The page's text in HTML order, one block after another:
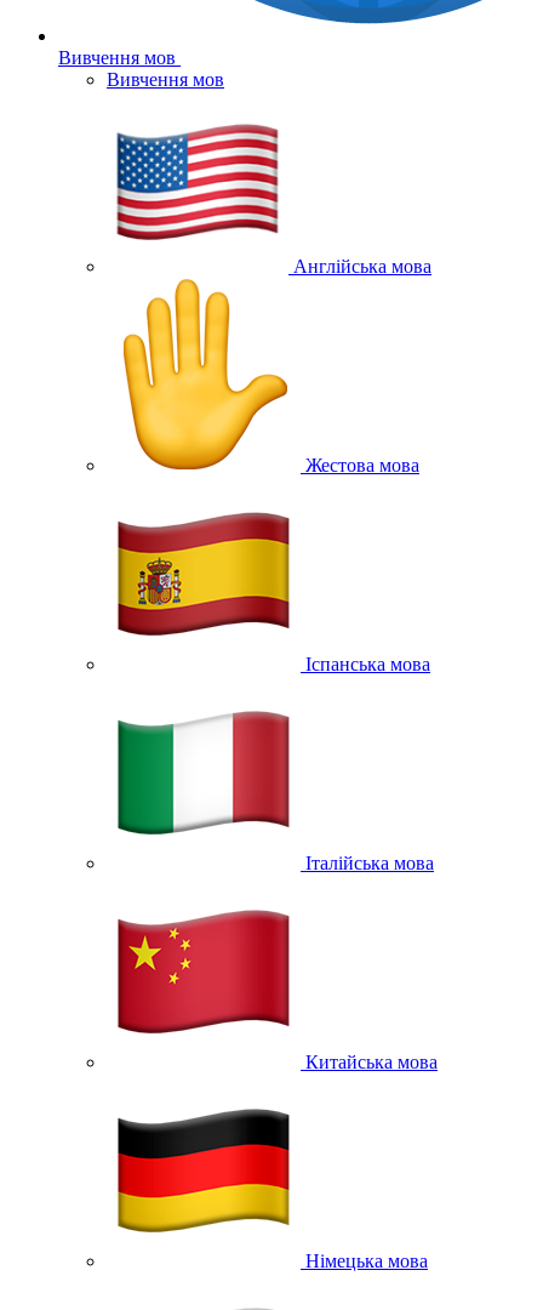
Вивчення мов
Вивчення мов
Англійська мова
Жестова мова
Іспанська мова
Італійська мова
Китайська мова
Німецька мова